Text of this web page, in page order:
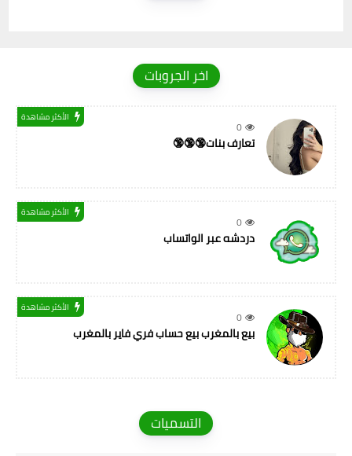
اخر الجروبات
0
الأكثر مشاهدة
تعارف بنات🔞🔞🔞
0
الأكثر مشاهدة
دردشه عبر الواتساب
0
الأكثر مشاهدة
بيع بالمغرب بيع حساب فري فاير بالمغرب
التسميات